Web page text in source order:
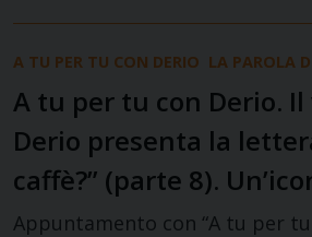
A TU PER TU CON DERIO LA PAROLA
A tu per tu con Derio. Il
Derio presenta la
caffè?” (parte 8).
Appuntamento con “A tu per tu